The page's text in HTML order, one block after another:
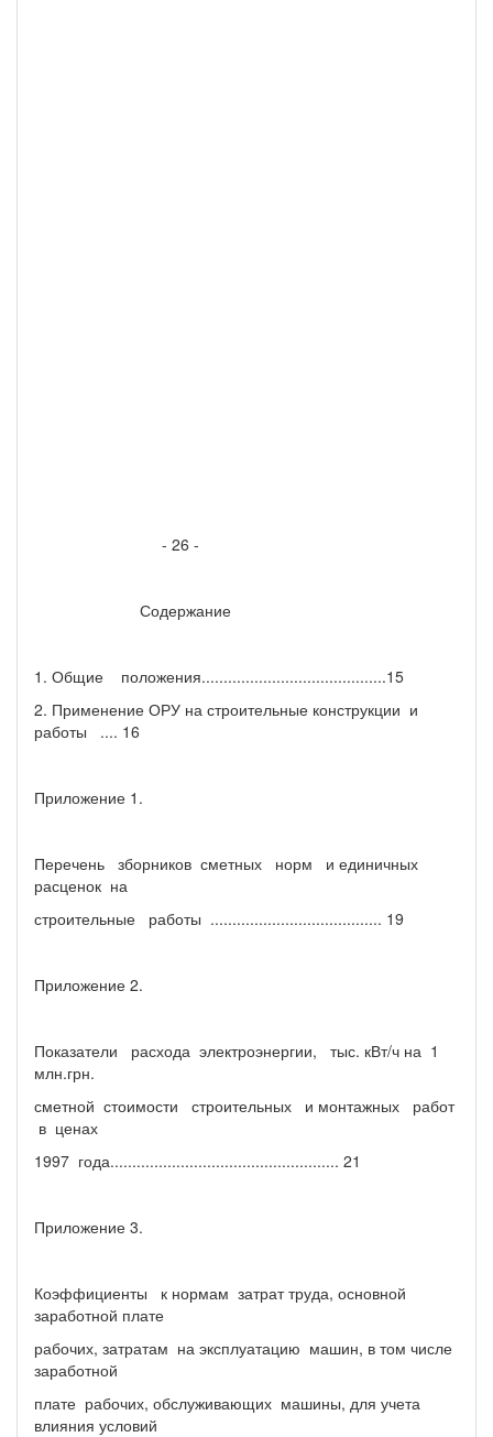
- 26 -
Содержание
1. Общие положения..........................................15
2. Применение ОРУ на строительные конструкции и
работы .... 16
Приложение 1.
Перечень зборников сметных норм и единичных
расценок на
строительные работы ....................................... 19
Приложение 2.
Показатели расхода электроэнергии, тыс. кВт/ч на 1
млн.грн.
сметной стоимости строительных и монтажных работ
в ценах
1997 года.................................................... 21
Приложение 3.
Коэффициенты к нормам затрат труда, основной
заработной плате
рабочих, затратам на эксплуатацию машин, в том числе
заработной
плате рабочих, обслуживающих машины, для учета
влияния условий